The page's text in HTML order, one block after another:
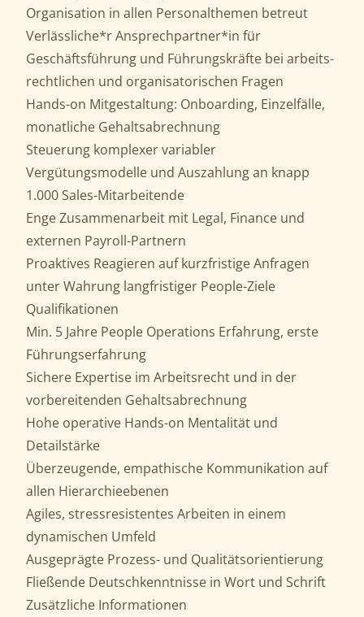
Organisation in allen Personal­themen betreut
Verlässliche*r Ansprechpartner*in für
Geschäftsführung und Führungskräfte bei arbeits­
rechtlichen und organisatorischen Fragen
Hands-on Mitgestaltung: Onboarding, Einzelfälle,
monatliche Gehalts­abrechnung
Steuerung komplexer variabler
Vergütungsmodelle und Auszahlung an knapp
1.000 Sales-Mitarbeitende
Enge Zusammenarbeit mit Legal, Finance und
externen Payroll-Partnern
Proaktives Reagieren auf kurzfristige Anfragen
unter Wahrung langfristiger People-Ziele
Qualifikationen
Min. 5 Jahre People Operations Erfahrung, erste
Führungserfahrung
Sichere Expertise im Arbeitsrecht und in der
vorbereitenden Gehalts­abrechnung
Hohe operative Hands-on Mentalität und
Detailstärke
Überzeugende, empathische Kommunikation auf
allen Hierarchie­ebenen
Agiles, stressresistentes Arbeiten in einem
dynamischen Umfeld
Ausgeprägte Prozess- und Qualitätsorientierung
Fließende Deutschkenntnisse in Wort und Schrift
Zusätzliche Informationen